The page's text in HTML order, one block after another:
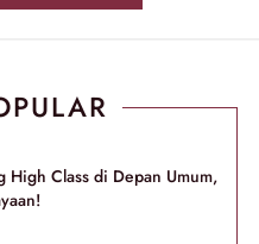
High Class di Depan Umum,